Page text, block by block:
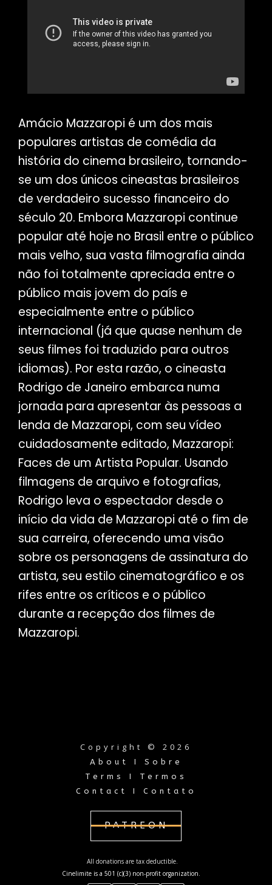
Amácio Mazzaropi é um dos mais
populares artistas de comédia da
história do cinema brasileiro, tornando-
se um dos únicos cineastas brasileiros
de verdadeiro sucesso financeiro do
século 20. Embora Mazzaropi continue
popular até hoje no Brasil entre o público
mais velho, sua vasta filmografia ainda
não foi totalmente apreciada entre o
público mais jovem do país e
especialmente entre o público
internacional (já que quase nenhum de
seus filmes foi traduzido para outros
idiomas). Por esta razão, o cineasta
Rodrigo de Janeiro embarca numa
jornada para apresentar às pessoas a
lenda de Mazzaropi, com seu vídeo
cuidadosamente editado, Mazzaropi:
Faces de um Artista Popular. Usando
filmagens de arquivo e fotografias,
Rodrigo leva o espectador desde o
início da vida de Mazzaropi até o fim de
sua carreira, oferecendo uma visão
sobre os personagens de assinatura do
artista, seu estilo cinematográfico e os
rifes entre os críticos e o público
durante a recepção dos filmes de
Mazzaropi.
Copyright © 2026
About I Sobre
Terms I Termos
Contact I Contato
PATREON
All donations are tax deductible.
Cinelimite is a 501 (c)(3) non-profit organization.